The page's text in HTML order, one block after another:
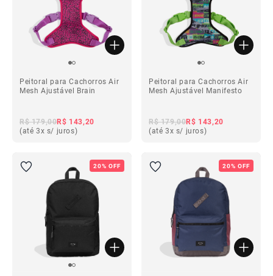
Peitoral para Cachorros Air
Mesh Ajustável Brain
R$ 179,00R$ 143,20
(até 3x s/ juros)
Peitoral para Cachorros Air
Mesh Ajustável Manifesto
R$ 179,00R$ 143,20
(até 3x s/ juros)
20% OFF 20% OFF